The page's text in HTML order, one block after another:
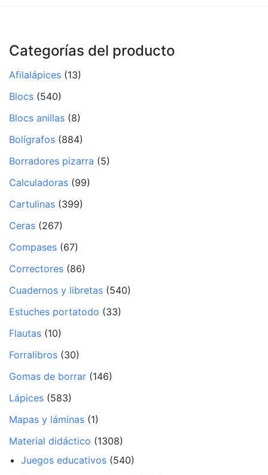
Categorías del producto
Afilalápices (13)
Blocs (540)
Blocs anillas (8)
Bolígrafos (884)
Borradores pizarra (5)
Calculadoras (99)
Cartulinas (399)
Ceras (267)
Compases (67)
Correctores (86)
Cuadernos y libretas (540)
Estuches portatodo (33)
Flautas (10)
Forralibros (30)
Gomas de borrar (146)
Lápices (583)
Mapas y láminas (1)
Material didáctico (1308)
Juegos educativos (540)